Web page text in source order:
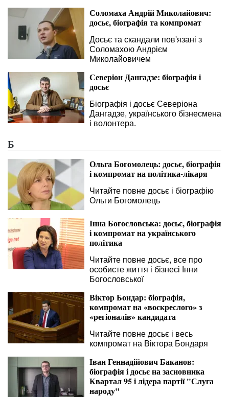
Соломаха Андрій Миколайович:
досьє, біографія та компромат
Досьє та скандали пов'язані з
Соломахою Андрієм
Миколайовичем
Северіон Дангадзе: біографія і
досьє
Біографія і досьє Северіона
Дангадзе, українського бізнесмена
і волонтера.
Б
Ольга Богомолець: досьє, біографія
і компромат на політика-лікаря
Читайте повне досьє і біографію
Ольги Богомолець
Інна Богословська: досьє, біографія
і компромат на українського
політика
Читайте повне досьє, все про
особисте життя і бізнесі Інни
Богословської
Віктор Бондар: біографія,
компромат на «воскреслого» з
«регіоналів» кандидата
Читайте повне досьє і весь
компромат на Віктора Бондаря
Іван Геннадійович Баканов:
біографія і досьє на засновника
Квартал 95 і лідера партії "Слуга
народу"